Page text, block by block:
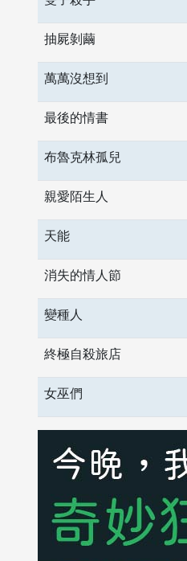
抽屍剝繭
萬萬沒想到
最後的情書
布魯克林孤兒
親愛陌生人
天能
消失的情人節
變種人
終極自殺旅店
女巫們